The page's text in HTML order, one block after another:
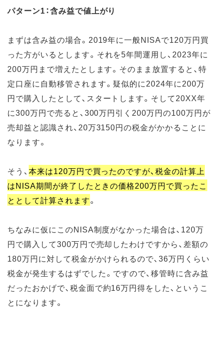
パターン1：含み益で値上がり
まずは含み益の場合。2019年に一般NISAで120万円買
った方がいるとします。それを5年間運用し、2023年に
200万円まで増えたとします。そのまま放置すると、特
定口座に自動移管されます。疑似的に2024年に200万
円で購入したとして、スタートします。そして20XX年
に300万円で売ると、300万円引く200万円の100万円が
売却益と認識され、20万3150円の税金がかかることに
なります。
そう、本来は120万円で買ったのですが、税金の計算上
はNISA期間が終了したときの価格200万円で買ったこ
ととして計算されます。
ちなみに仮にこのNISA制度がなかった場合は、120万
円で購入して300万円で売却したわけですから、差額の
180万円に対して税金がかけられるので、36万円くらい
税金が発生するはずでした。ですので、移管時に含み益
だったおかげで、税金面で約16万円得をした、というこ
とになります。